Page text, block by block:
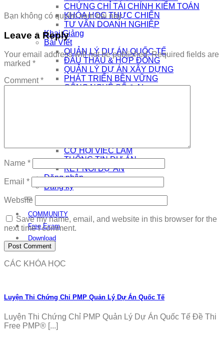
CHỨNG CHỈ TÀI CHÍNH KIỂM TOÁN
KHÓA HỌC THỰC CHIẾN
TƯ VẤN DOANH NGHIỆP
Khai Giảng
Bài Viết
QUẢN LÝ DỰ ÁN QUỐC TẾ
ĐẤU THẦU & HỢP ĐỒNG
QUẢN LÝ DỰ ÁN XÂY DỰNG
PHÁT TRIỂN BỀN VỮNG
CÔNG NGHỆ SỐ & AI
CƠ HỘI VIỆC LÀM
THÔNG TIN DỰ ÁN
KẾT NỐI DỰ ÁN
Đăng nhập
Đăng ký
COMMUNITY
Free Exam
Download
Bạn không có quyền xem bài này
Leave a Reply
Your email address will not be published. Required fields are
marked *
Comment*
Name *
Email *
Website
Save my name, email, and website in this browser for the
next time I comment.
CÁC KHÓA HỌC
Luyện Thi Chứng Chỉ PMP Quản Lý Dự Án Quốc Tế
Luyện Thi Chứng Chỉ PMP Quản Lý Dự Án Quốc Tế Đề Thi
Free PMP® [...]